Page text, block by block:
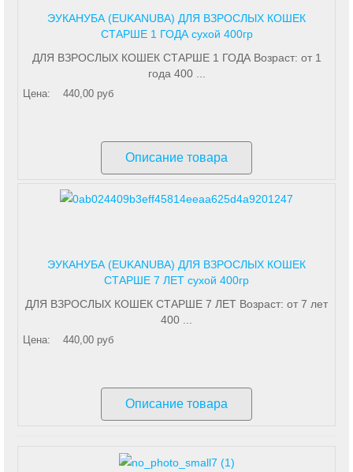
ЭУКАНУБА (EUKANUBA) ДЛЯ ВЗРОСЛЫХ КОШЕК
СТАРШЕ 1 ГОДА сухой 400гр
ДЛЯ ВЗРОСЛЫХ КОШЕК СТАРШЕ 1 ГОДА Возраст: от 1
года 400 ...
Цена: 440,00 руб
Описание товара
ЭУКАНУБА (EUKANUBA) ДЛЯ ВЗРОСЛЫХ КОШЕК
СТАРШЕ 7 ЛЕТ сухой 400гр
ДЛЯ ВЗРОСЛЫХ КОШЕК СТАРШЕ 7 ЛЕТ Возраст: от 7 лет
400 ...
Цена: 440,00 руб
Описание товара